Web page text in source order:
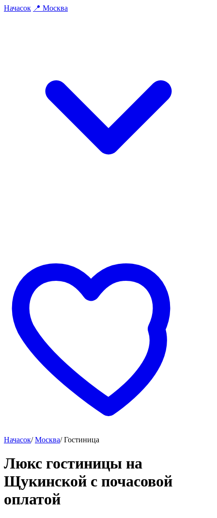
Начасок 📍 Москва
Начасок/ Москва/ Гостиница
Люкс гостиницы на
Щукинской c почасовой
оплатой